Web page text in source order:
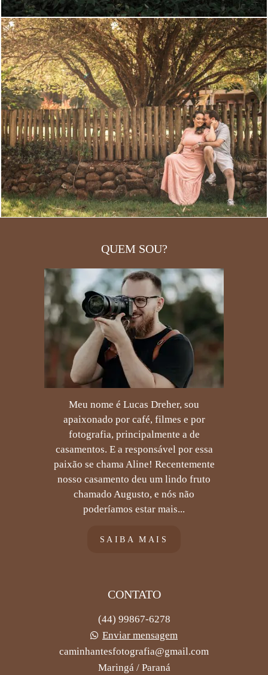
QUEM SOU?
Meu nome é Lucas Dreher, sou
apaixonado por café, filmes e por
fotografia, principalmente a de
casamentos. E a responsável por essa
paixão se chama Aline! Recentemente
nosso casamento deu um lindo fruto
chamado Augusto, e nós não
poderíamos estar mais...
SAIBA MAIS
CONTATO
(44) 99867-6278
Enviar mensagem
caminhantesfotografia@gmail.com
Maringá / Paraná